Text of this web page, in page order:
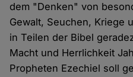
dem "Denken" von
Gewalt, Seuchen, Kriege
in Teilen der Bibel
Macht und Herrlichkeit
Propheten Ezechiel soll